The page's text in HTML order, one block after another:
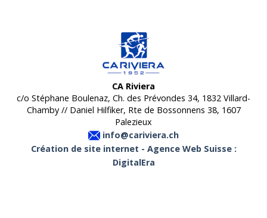
CA Riviera
c/o Stéphane Boulenaz, Ch. des Prévondes 34, 1832 Villard-
Chamby // Daniel Hilfiker, Rte de Bossonnens 38, 1607
Palezieux
info@cariviera.ch
Création de site internet - Agence Web Suisse :
DigitalEra